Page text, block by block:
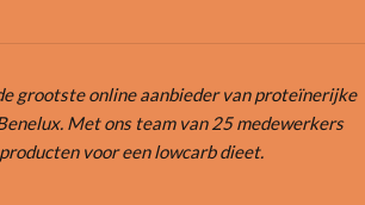
grootste online aanbieder van proteïnerijke
Met ons team van 25 medewerkers
voor een lowcarb dieet.